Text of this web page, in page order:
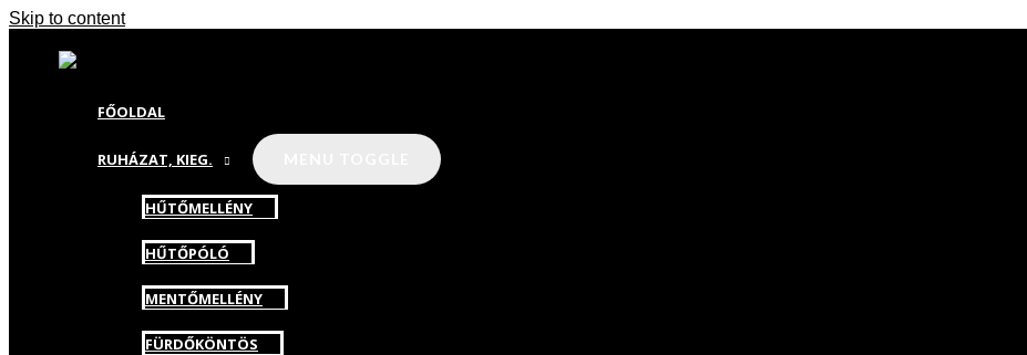
Skip to content
FŐOLDAL
RUHÁZAT, KIEG.
HŰTŐMELLÉNY
HŰTŐPÓLÓ
MENTŐMELLÉNY
FÜRDŐKÖNTÖS